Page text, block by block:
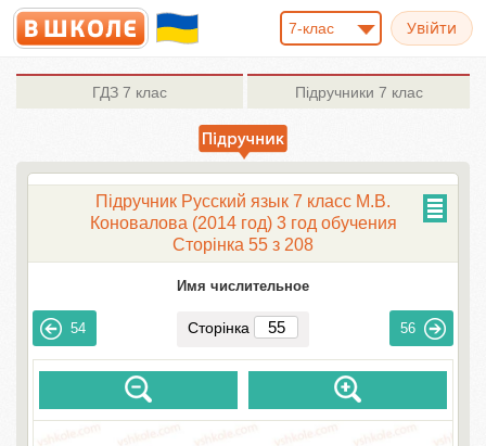
7-клас
ГДЗ 7 клас Підручники 7 клас
Підручник Русский язык 7 класс М.В.
Коновалова (2014 год) 3 год обучения
Сторінка 55 з 208
Имя числительное
54 Сторінка 56